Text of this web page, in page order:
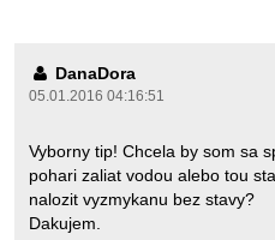
DanaDora
05.01.2016 04:16:51
Vyborny tip! Chcela by som sa
pohari zaliat vodou alebo tou
nalozit vyzmykanu bez stavy?
Dakujem.